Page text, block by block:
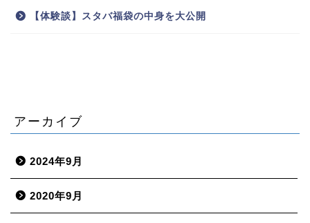
【体験談】スタバ福袋の中身を大公開
アーカイブ
2024年9月
2020年9月